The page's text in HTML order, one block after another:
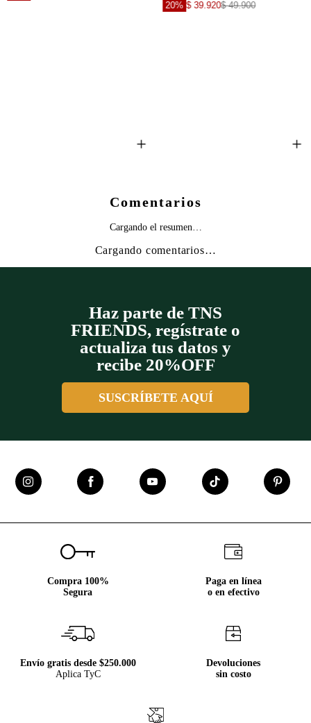
+ +
20% $ 39.920$ 49.900
Comentarios
Cargando el resumen…
Cargando comentarios…
Haz parte de TNS
FRIENDS, regístrate o
actualiza tus datos y
recibe 20%OFF
SUSCRÍBETE AQUÍ
Compra 100%
Segura
Paga en línea
o en efectivo
Envío gratis desde $250.000
Aplica TyC
Devoluciones
sin costo